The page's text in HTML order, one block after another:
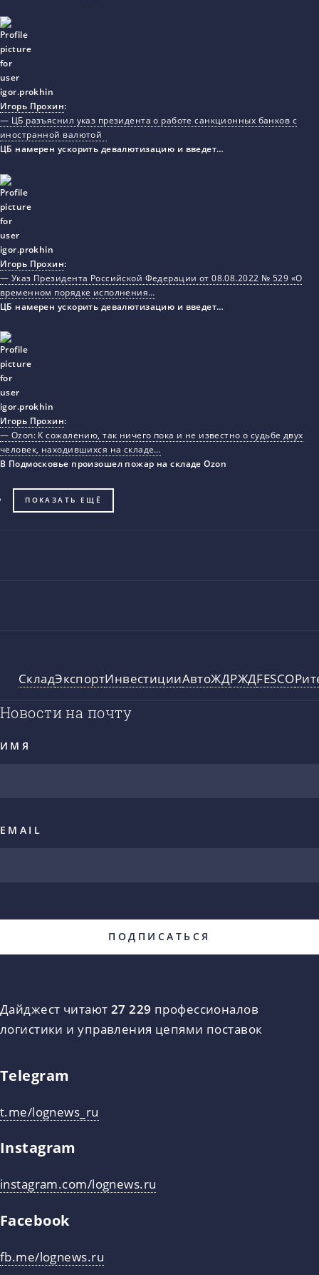
Игорь Прохин:
— ЦБ разъяснил указ президента о работе санкционных банков с
иностранной валютой
ЦБ намерен ускорить девалютизацию и введет…
Игорь Прохин:
— Указ Президента Российской Федерации от 08.08.2022 № 529 «О
временном порядке исполнения…
ЦБ намерен ускорить девалютизацию и введет…
Игорь Прохин:
— Ozon: К сожалению, так ничего пока и не известно о судьбе двух
человек, находившихся на складе…
В Подмосковье произошел пожар на складе Ozon
ПОКАЗАТЬ ЕЩЁ
СкладЭкспортИнвестицииАвтоЖДРЖДFESCO
Новости на почту
ИМЯ
EMAIL
Дайджест читают 27 229 профессионалов
логистики и управления цепями поставок
Telegram
t.me/lognews_ru
Instagram
instagram.com/lognews.ru
Facebook
fb.me/lognews.ru